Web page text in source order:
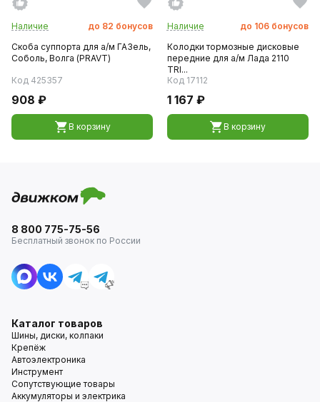
Наличие до 82 бонусов
Скоба суппорта для а/м ГАЗель,
Соболь, Волга (PRAVT)
Код 425357
908 ₽
В корзину
Наличие до 106 бонусов
Колодки тормозные дисковые
передние для а/м Лада 2110
TRI...
Код 17112
1 167 ₽
В корзину
8 800 775-75-56
Бесплатный звонок по России
Каталог товаров
Шины, диски, колпаки
Крепёж
Автоэлектроника
Инструмент
Сопутствующие товары
Аккумуляторы и электрика